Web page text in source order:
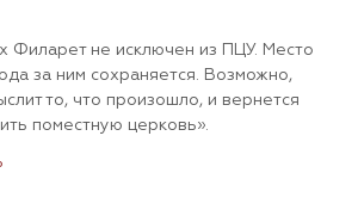
Филарет не исключен из ПЦУ. Место
за ним сохраняется. Возможно,
то, что произошло, и вернется
поместную церковь».